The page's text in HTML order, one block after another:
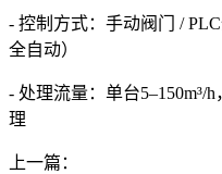
- 控制方式：手动阀门 /
全自动）
- 处理流量：单台5–150m³/
理
上一篇：